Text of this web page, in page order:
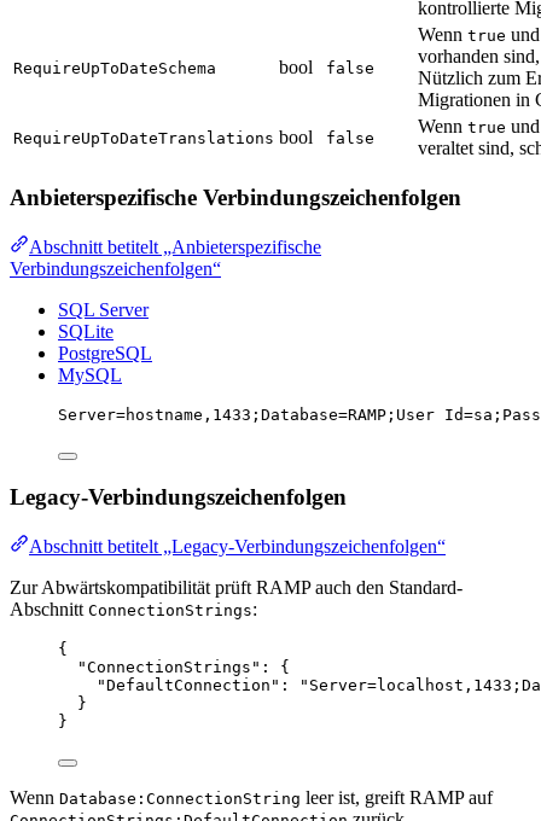
kontrollierte
RequireUpToDateSchema bool false
Wenn true
vorhanden
Nützlich zum
Migrationen in
RequireUpToDateTranslations bool false
Wenn true
veraltet sind,
Anbieterspezifische Verbindungszeichenfolgen
Abschnitt betitelt „Anbieterspezifische
Verbindungszeichenfolgen“
SQL Server
SQLite
PostgreSQL
MySQL
Server=hostname,1433;Database=RAMP;User
Legacy-Verbindungszeichenfolgen
Abschnitt betitelt „Legacy-Verbindungszeichenfolgen“
Zur Abwärtskompatibilität prüft RAMP auch den Standard-
Abschnitt ConnectionStrings:
{
"ConnectionStrings" : {
"DefaultConnection" : "
}
}
Wenn Database:ConnectionString leer ist, greift RAMP auf